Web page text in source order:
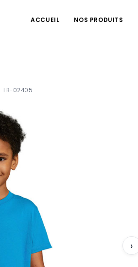
ACCUEIL NOS PRODUITS
LB-02405
›